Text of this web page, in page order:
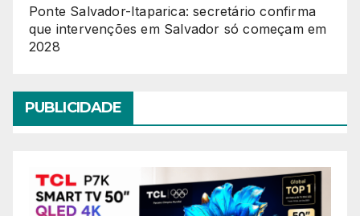
Ponte Salvador-Itaparica: secretário confirma
que intervenções em Salvador só começam em
2028
PUBLICIDADE